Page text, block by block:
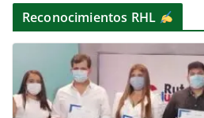
Reconocimientos RHL